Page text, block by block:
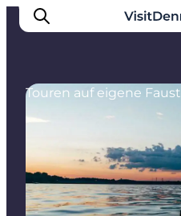
Regionen
Erlebnisse
Unterkünfte
Touren auf eigene Faust